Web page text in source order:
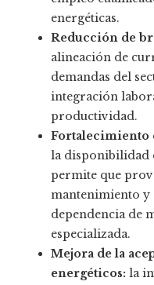
energéticas.
Reducción de
alineación de
demandas del
integración
productividad.
Fortalecimiento
la disponibilidad
permite que
mantenimiento y
dependencia de
especializada.
Mejora de la
energéticos: la